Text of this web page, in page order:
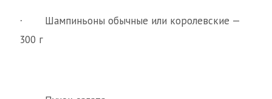
·
Шампиньоны обычные или королевские —
300 г